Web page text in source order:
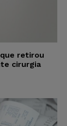
retirou
cirurgia